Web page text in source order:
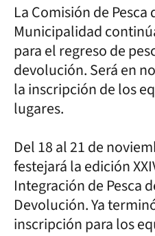
La Comisión de Pesca
Municipalidad
para el regreso de
devolución. Será en
la inscripción de los
lugares.
Del 18 al 21 de
festejará la edición
Integración de Pesca
Devolución. Ya
inscripción para los